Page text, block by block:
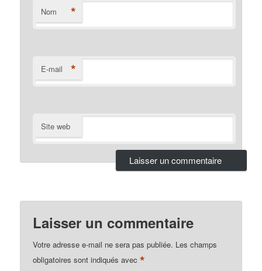
Nom *
E-mail *
Site web
Laisser un commentaire
Votre adresse e-mail ne sera pas publiée. Les champs
obligatoires sont indiqués avec*